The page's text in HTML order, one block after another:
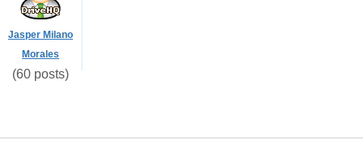
Jasper Milano
Morales
(60 posts)